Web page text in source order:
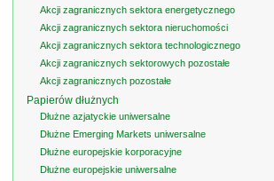
Akcji zagranicznych sektora energetycznego
Akcji zagranicznych sektora nieruchomości
Akcji zagranicznych sektora technologicznego
Akcji zagranicznych sektorowych pozostałe
Akcji zagranicznych pozostałe
Papierów dłużnych
Dłużne azjatyckie uniwersalne
Dłużne Emerging Markets uniwersalne
Dłużne europejskie korporacyjne
Dłużne europejskie uniwersalne